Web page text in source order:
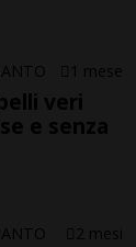
1 mese
veri
e senza
2 mesi